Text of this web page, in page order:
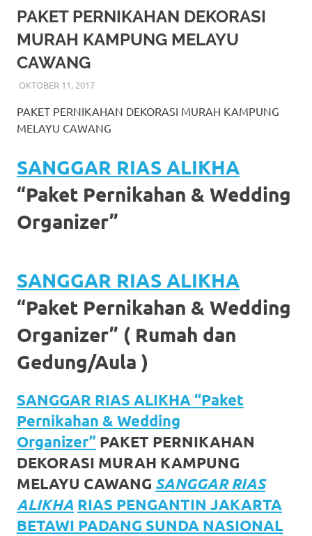
More
hints
rolex
replica.
my
https://www.watchesf.com
learn
about
https://www.watchesb.com.
go
to
these
guys
https://
his
comment
PAKET PERNIKAHAN DEKORASI
MURAH KAMPUNG MELAYU
CAWANG
OKTOBER 11, 2017RIASALIKHA
DEKORASI
PAKET PERNIKAHAN DEKORASI MURAH KAMPUNG
MELAYU CAWANG
SANGGAR RIAS ALIKHA
“Paket Pernikahan & Wedding
Organizer”
SANGGAR RIAS ALIKHA
“Paket Pernikahan & Wedding
Organizer” ( Rumah dan
Gedung/Aula )
SANGGAR RIAS ALIKHA “Paket
Pernikahan & Wedding
Organizer” PAKET PERNIKAHAN
DEKORASI MURAH KAMPUNG
MELAYU CAWANG SANGGAR RIAS
ALIKHA RIAS PENGANTIN JAKARTA
BETAWI PADANG SUNDA NASIONAL